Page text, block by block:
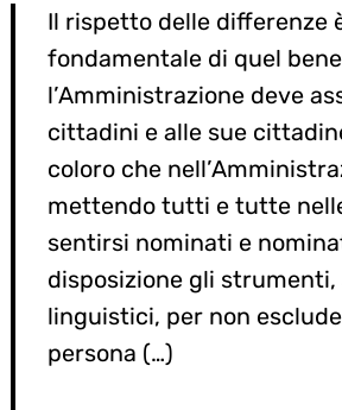
Il rispetto delle differenze
fondamentale di quel
l’Amministrazione deve
cittadini e alle sue
coloro che
mettendo tutti e tutte
sentirsi nominati e
disposizione gli strumenti,
linguistici, per non
persona (…)